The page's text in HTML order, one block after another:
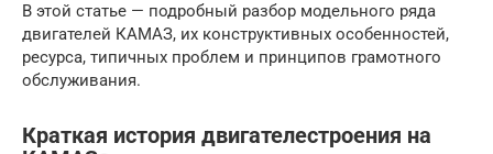
В этой статье — подробный разбор модельного ряда
двигателей КАМАЗ, их конструктивных особенностей,
ресурса, типичных проблем и принципов грамотного
обслуживания.
Краткая история двигателестроения на